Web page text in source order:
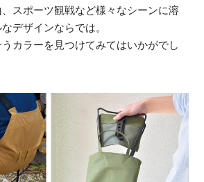
スポーツ観戦など様々なシーンに溶
デザインならでは。
カラーを見つけてみてはいかがでし